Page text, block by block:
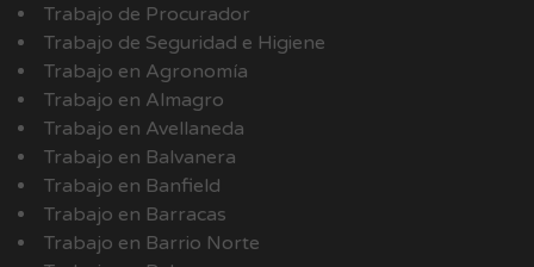
Trabajo de Procurador
Trabajo de Seguridad e Higiene
Trabajo en Agronomía
Trabajo en Almagro
Trabajo en Avellaneda
Trabajo en Balvanera
Trabajo en Banfield
Trabajo en Barracas
Trabajo en Barrio Norte